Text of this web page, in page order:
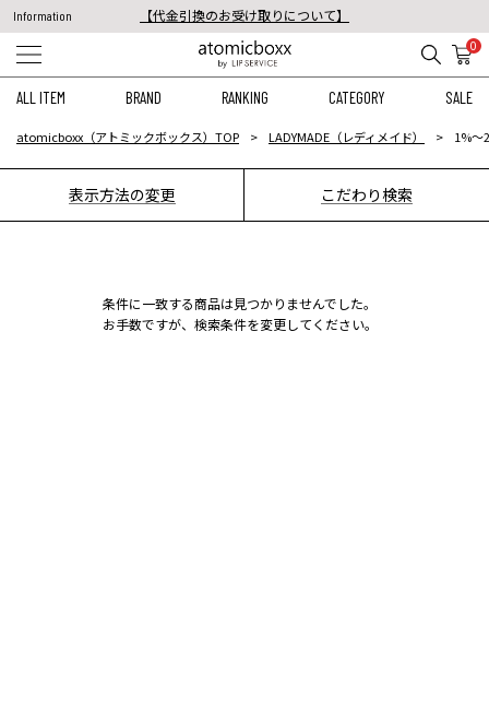
Information
【代金引換のお受け取りについて】
税込11,000円以上のご注文で送料無料！
0
ALL ITEM BRAND RANKING CATEGORY SALE
atomicboxx（アトミックボックス）TOP LADYMADE（レディメイド） 1%〜
表示方法の変更 こだわり検索
条件に一致する商品は見つかりませんでした。
お手数ですが、検索条件を変更してください。